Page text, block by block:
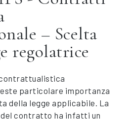
– Scelta
regolatrice
particolare importanza
della legge applicabile. La
contratto ha infatti un